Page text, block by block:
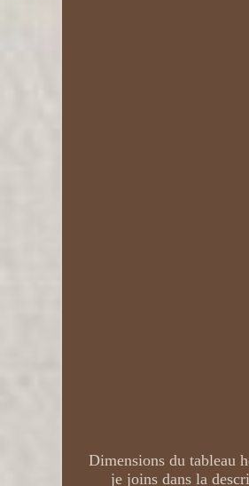
Dimensions du tableau
je joins dans la